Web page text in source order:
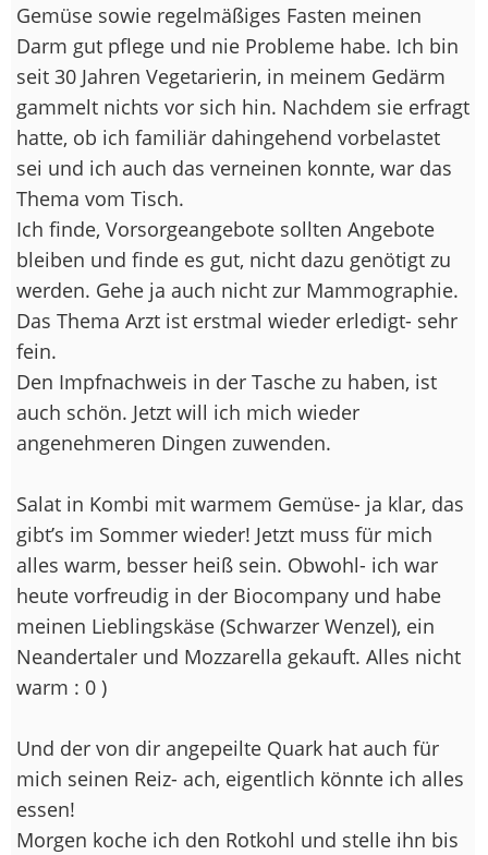
Gemüse sowie regelmäßiges Fasten meinen
Darm gut pflege und nie Probleme habe. Ich bin
seit 30 Jahren Vegetarierin, in meinem Gedärm
gammelt nichts vor sich hin. Nachdem sie erfragt
hatte, ob ich familiär dahingehend vorbelastet
sei und ich auch das verneinen konnte, war das
Thema vom Tisch.
Ich finde, Vorsorgeangebote sollten Angebote
bleiben und finde es gut, nicht dazu genötigt zu
werden. Gehe ja auch nicht zur Mammographie.
Das Thema Arzt ist erstmal wieder erledigt- sehr
fein.
Den Impfnachweis in der Tasche zu haben, ist
auch schön. Jetzt will ich mich wieder
angenehmeren Dingen zuwenden.
Salat in Kombi mit warmem Gemüse- ja klar, das
gibt’s im Sommer wieder! Jetzt muss für mich
alles warm, besser heiß sein. Obwohl- ich war
heute vorfreudig in der Biocompany und habe
meinen Lieblingskäse (Schwarzer Wenzel), ein
Neandertaler und Mozzarella gekauft. Alles nicht
warm : 0 )
Und der von dir angepeilte Quark hat auch für
mich seinen Reiz- ach, eigentlich könnte ich alles
essen!
Morgen koche ich den Rotkohl und stelle ihn bis